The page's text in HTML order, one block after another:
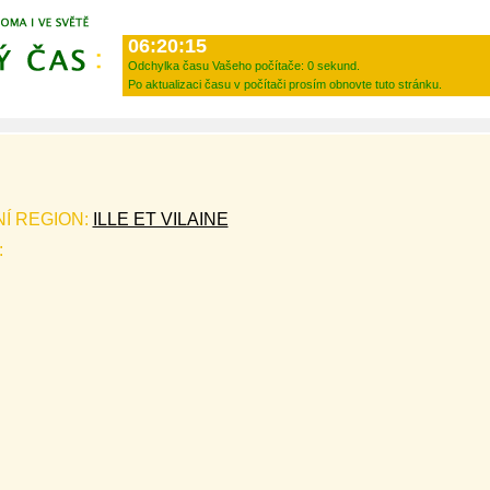
06:20:15
Odchylka času Vašeho počítače: 0 sekund.
Po aktualizaci času v počítači prosím obnovte tuto stránku.
REGION:
ILLE ET VILAINE